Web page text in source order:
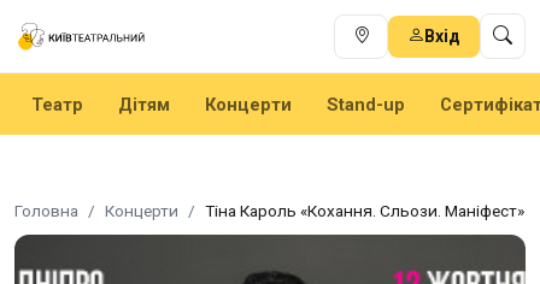
Вхід
Театр Дітям Концерти Stand-up
Головна Концерти Тіна Кароль «Кохання. Сльози. Маніфест»